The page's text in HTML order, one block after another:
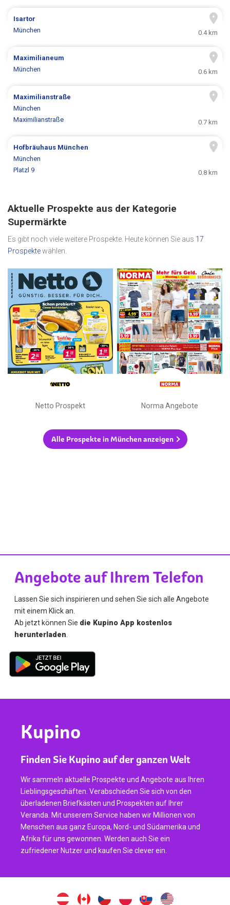
Isartor
München
0.4 km
Maximilianeum
München
0.6 km
Maximilianstraße
München
Maximilianstraße
0.7 km
Hofbräuhaus München
München
Platzl 9
0.8 km
Aktuelle Prospekte aus der Kategorie
Supermärkte
Es gibt noch viele weitere Prospekte. Heute können Sie aus 17
Prospektewählen.
Netto Prospekt Norma Angebote
Alle Prospekte in München anzeigen
Angebote auf Ihrem Telefon
Lassen Sie sich inspirieren und sehen Sie sich alle Angebote
mit einem Klick an.
Ab jetzt können Sie die Kupino App kostenlos
herunterladen
Kupino
Finden Sie Kupino auf der ganzen Welt
Wir sammeln aktuelle Prospekte und Angebote aus Ihren
Lieblingsgeschäften. Verabschieden Sie sich von den
überladenen Briefkästen und Prospekten auf Ihrer
Veranda. Mit unserem Service haben wir Millionen von
Menschen aus ganz Europa, Nord- und Südamerika und
Afrika für uns gewonnen. Werden auch Sie ein
zufriedener Nutzer und kaufen Sie clever ein.